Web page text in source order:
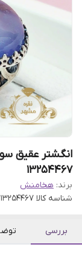
انگشتر عقیق
13254467
برند: هخامنش
شناسه کالا 13254467
بررسی